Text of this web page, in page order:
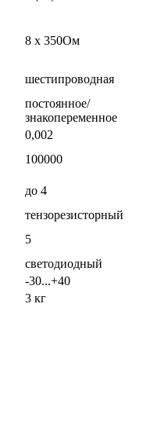
8 х 350Ом
шестипроводная
постоянное/
знакопеременное
0,002
100000
до 4
тензорезисторный
5
светодиодный
-30...+40
3 кг